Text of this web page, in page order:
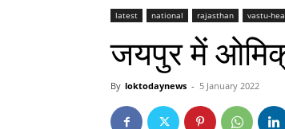
latest national rajasthan vastu-
जयपुर में
By loktodaynews - 5 January 2022